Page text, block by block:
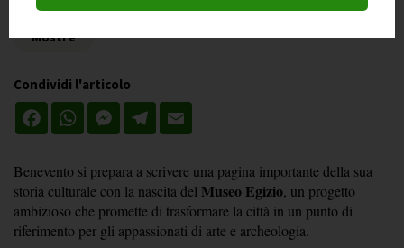
Mostre
Condividi l'articolo
FacebookWhatsAppMessenger
Telegram
Benevento si prepara a scrivere una pagina importante della sua
storia culturale con la nascita del Museo Egizio, un progetto
ambizioso che promette di trasformare la città in un punto di
riferimento per gli appassionati di arte e archeologia.